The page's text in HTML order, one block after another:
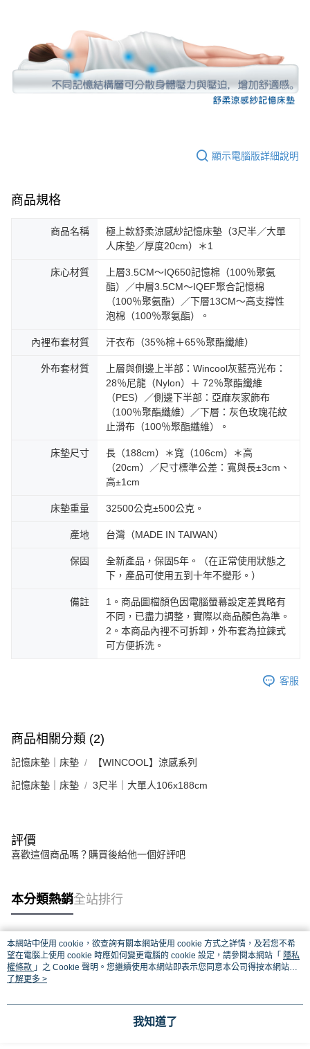
顯示電腦版詳細說明
商品規格
商品名稱
極上款舒柔涼感紗記憶床墊（3尺半／大單
人床墊／厚度20cm）＊1
床心材質
上層3.5CM～IQ650記憶棉（100％聚氨
酯）／中層3.5CM～IQEF聚合記憶棉
（100％聚氨酯）／下層13CM～高支撐性
泡棉（100％聚氨酯）。
內裡布套材質 汗衣布（35％棉＋65％聚酯纖維）
外布套材質
上層與側邊上半部：Wincool灰藍亮光布：
28％尼龍（Nylon）＋ 72％聚酯纖維
（PES）／側邊下半部：亞麻灰家飾布
（100％聚酯纖維）／下層：灰色玫瑰花紋
止滑布（100％聚酯纖維）。
床墊尺寸
長（188cm）＊寬（106cm）＊高
（20cm）／尺寸標準公差：寬與長±3cm、
高±1cm
床墊重量 32500公克±500公克。
產地 台灣（MADE IN TAIWAN）
保固
全新產品，保固5年。（在正常使用狀態之
下，產品可使用五到十年不變形。）
備註
1。商品圖檔顏色因電腦螢幕設定差異略有
不同，已盡力調整，實際以商品顏色為準。
2。本商品內裡不可拆卸，外布套為拉鍊式
可方便拆洗。
客服
商品相關分類 (2)
記憶床墊｜床墊 【WINCOOL】涼感系列
記憶床墊｜床墊 3尺半｜大單人106x188cm
評價
喜歡這個商品嗎？購買後給他一個好評吧
本分類熱銷全站排行
熱門標籤
本網站中使用 cookie，欲查詢有關本網站使用 cookie 方式之詳情，及若您不希
望在電腦上使用 cookie 時應如何變更電腦的 cookie 設定，請參閱本網站「 隱私
權條款 」之 Cookie 聲明。您繼續使用本網站即表示您同意本公司得按本網站使
用條款之 Cookie 聲明使用 cookie。
了解更多 >
我知道了